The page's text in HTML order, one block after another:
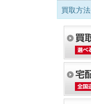
買取方法